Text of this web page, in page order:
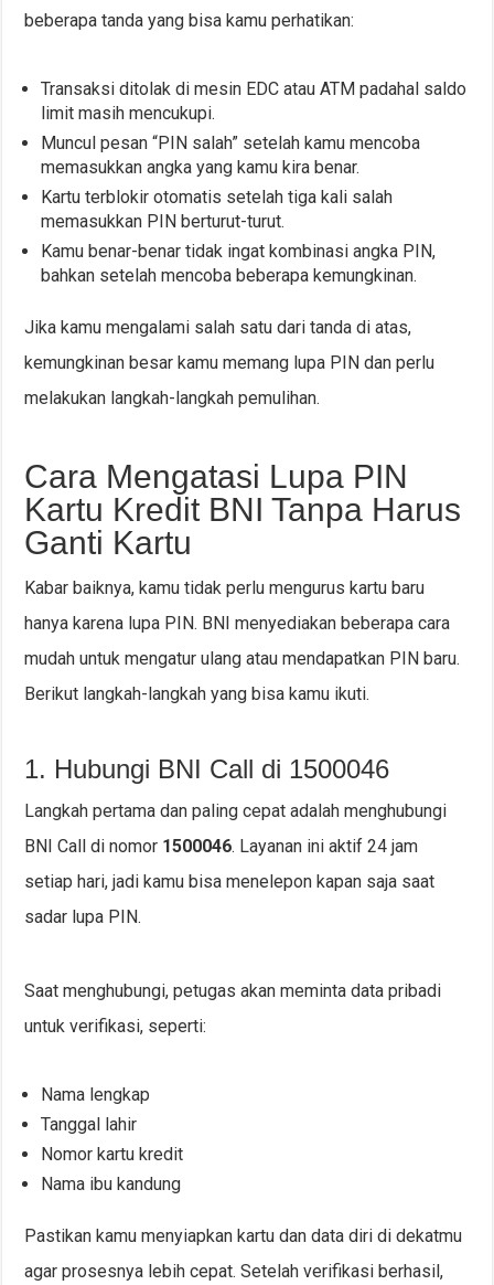
beberapa tanda yang bisa kamu perhatikan:
Transaksi ditolak di mesin EDC atau ATM padahal saldo
limit masih mencukupi.
Muncul pesan “PIN salah” setelah kamu mencoba
memasukkan angka yang kamu kira benar.
Kartu terblokir otomatis setelah tiga kali salah
memasukkan PIN berturut-turut.
Kamu benar-benar tidak ingat kombinasi angka PIN,
bahkan setelah mencoba beberapa kemungkinan.
Jika kamu mengalami salah satu dari tanda di atas,
kemungkinan besar kamu memang lupa PIN dan perlu
melakukan langkah-langkah pemulihan.
Cara Mengatasi Lupa PIN
Kartu Kredit BNI Tanpa Harus
Ganti Kartu
Kabar baiknya, kamu tidak perlu mengurus kartu baru
hanya karena lupa PIN. BNI menyediakan beberapa cara
mudah untuk mengatur ulang atau mendapatkan PIN baru.
Berikut langkah-langkah yang bisa kamu ikuti.
1. Hubungi BNI Call di 1500046
Langkah pertama dan paling cepat adalah menghubungi
BNI Call di nomor 1500046. Layanan ini aktif 24 jam
setiap hari, jadi kamu bisa menelepon kapan saja saat
sadar lupa PIN.
Saat menghubungi, petugas akan meminta data pribadi
untuk verifikasi, seperti:
Nama lengkap
Tanggal lahir
Nomor kartu kredit
Nama ibu kandung
Pastikan kamu menyiapkan kartu dan data diri di dekatmu
agar prosesnya lebih cepat. Setelah verifikasi berhasil,